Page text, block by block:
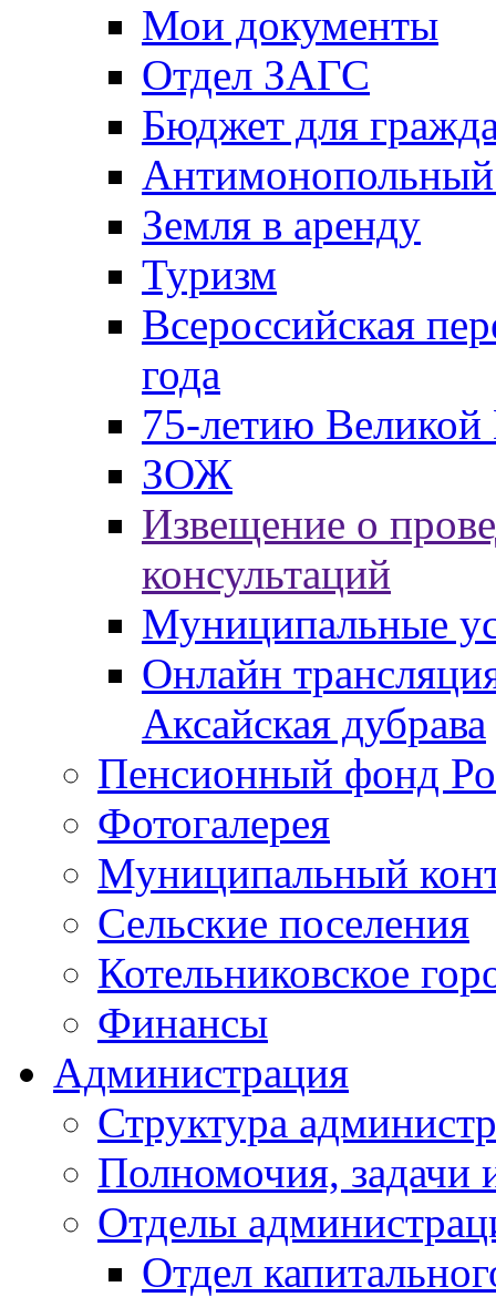
Мои документы
Отдел ЗАГС
Бюджет для
Антимонопольный
Земля в аренду
Туризм
Всероссийская
года
75-летию
ЗОЖ
Извещение о
консультаций
Муниципальные
Онлайн
Аксайская дубрава
Пенсионный фонд
Фотогалерея
Муниципальный
Сельские поселения
Котельниковское
Финансы
Администрация
Структура
Полномочия, задачи
Отделы
Отдел